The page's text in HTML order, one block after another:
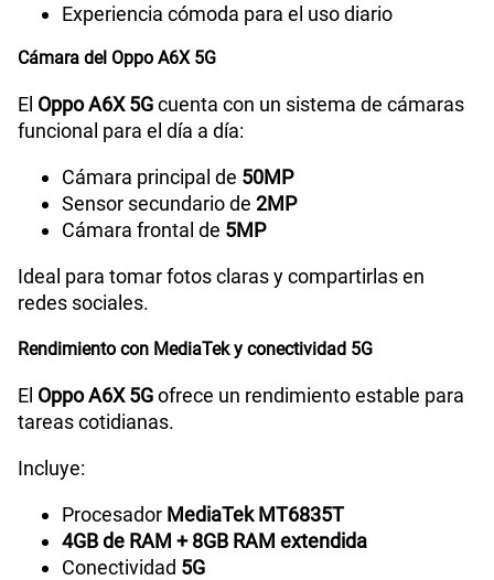
Tipo de Conexión
Tipo de Batería
Capacidad Memoria Interna 256GB
Experiencia cómoda para el uso diario
Cámara del Oppo A6X 5G
El Oppo A6X 5Gcuenta con un sistema de cámaras
funcional para el día a día:
Cámara principal de 50MP
Sensor secundario de 2MP
Cámara frontal de 5MP
Ideal para tomar fotos claras y compartirlas en
redes sociales.
Rendimiento con MediaTek y conectividad 5G
El Oppo A6X 5Gofrece un rendimiento estable para
tareas cotidianas.
Incluye:
Procesador MediaTek MT6835T
4GB de RAM + 8GB RAM extendida
Conectividad 5G